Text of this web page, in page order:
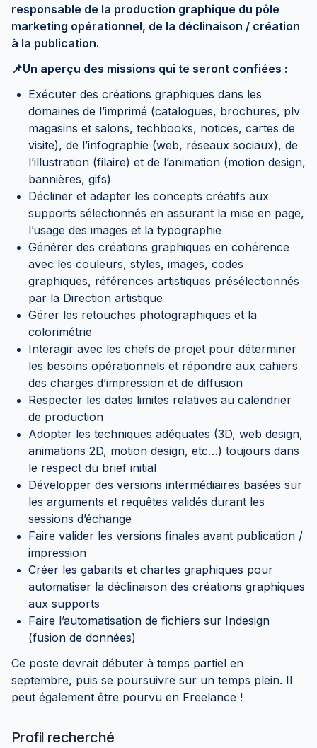
responsable de la production graphique du pôle
marketing opérationnel, de la déclinaison / création
à la publication.
📌Un aperçu des missions qui te seront confiées :
Exécuter des créations graphiques dans les
domaines de l’imprimé (catalogues, brochures, plv
magasins et salons, techbooks, notices, cartes de
visite), de l’infographie (web, réseaux sociaux), de
l’illustration (filaire) et de l’animation (motion design,
bannières, gifs)
Décliner et adapter les concepts créatifs aux
supports sélectionnés en assurant la mise en page,
l’usage des images et la typographie
Générer des créations graphiques en cohérence
avec les couleurs, styles, images, codes
graphiques, références artistiques présélectionnés
par la Direction artistique
Gérer les retouches photographiques et la
colorimétrie
Interagir avec les chefs de projet pour déterminer
les besoins opérationnels et répondre aux cahiers
des charges d’impression et de diffusion
Respecter les dates limites relatives au calendrier
de production
Adopter les techniques adéquates (3D, web design,
animations 2D, motion design, etc…) toujours dans
le respect du brief initial
Développer des versions intermédiaires basées sur
les arguments et requêtes validés durant les
sessions d’échange
Faire valider les versions finales avant publication /
impression
Créer les gabarits et chartes graphiques pour
automatiser la déclinaison des créations graphiques
aux supports
Faire l’automatisation de fichiers sur Indesign
(fusion de données)
Ce poste devrait débuter à temps partiel en
septembre, puis se poursuivre sur un temps plein. Il
peut également être pourvu en Freelance !
Profil recherché